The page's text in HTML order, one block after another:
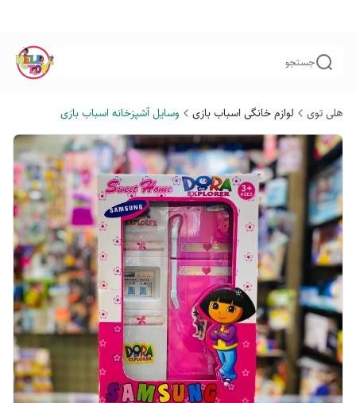
جستجو
هلی توی لوازم خانگی اسباب بازی وسایل آشپزخانه اسباب بازی